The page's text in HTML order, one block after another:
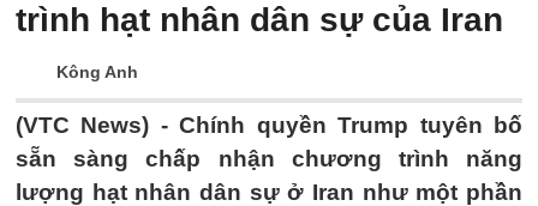
trình hạt nhân dân sự của Iran
Kông Anh
(VTC News) -Chính quyền Trump tuyên bố
sẵn sàng chấp nhận chương trình năng
lượng hạt nhân dân sự ở Iran như một phần